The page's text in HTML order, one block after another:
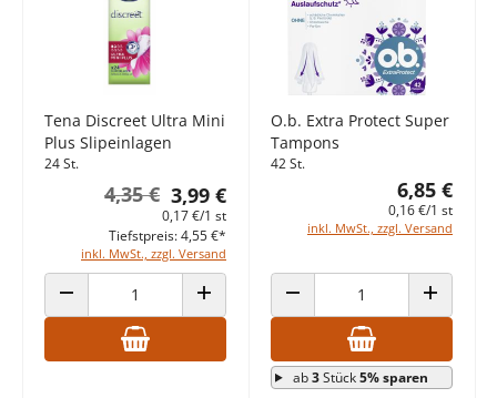
Tena Discreet Ultra Mini
Plus Slipeinlagen
24 St.
3,99 €
4,35 €
0,17 €/1 st
inkl. MwSt., zzgl. Versand
Tiefstpreis: 4,55 €*
ANZAHL VERRINGERN ANZAHL ERHÖHEN
O.b. Extra Protect Super
Tampons
42 St.
6,85 €
0,16 €/1 st
inkl. MwSt., zzgl. Versand
ANZAHL VERRINGERN ANZAHL
ab3Stück5% sparen